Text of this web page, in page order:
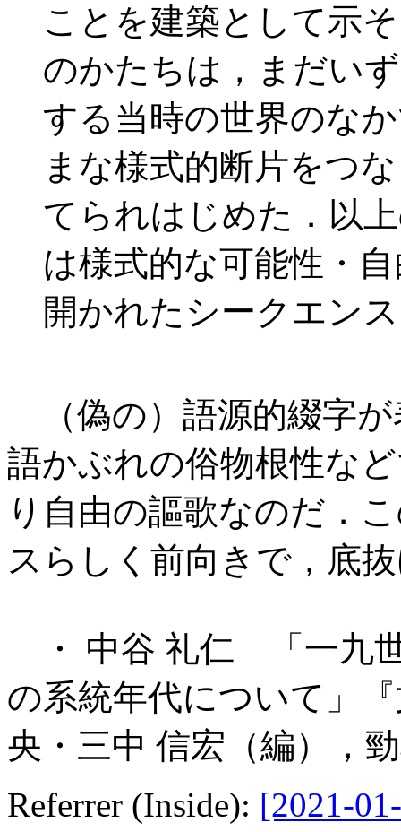
ことを建築として示
のかたちは，まだい
する当時の世界のな
まな様式的断片をつ
てられはじめた．以
は様式的な可能性・
開かれたシークエン
（偽の）語源的綴字
語かぶれの俗物根性な
り自由の謳歌なのだ．
スらしく前向きで，底
・ 中谷 礼仁 「一九
の系統年代について」
央・三中 信宏（編），
Referrer (Inside): [2021-